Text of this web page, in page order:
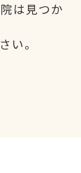
は見つか
い。